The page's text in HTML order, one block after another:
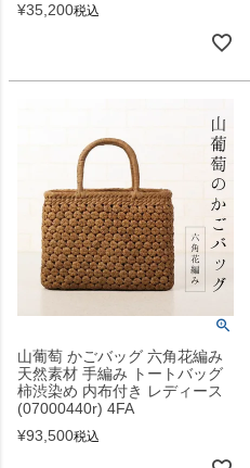
¥35,200税込
山葡萄 かごバッグ 六角花編み
天然素材 手編み トートバッグ
柿渋染め 内布付き レディース
(07000440r) 4FA
¥93,500税込